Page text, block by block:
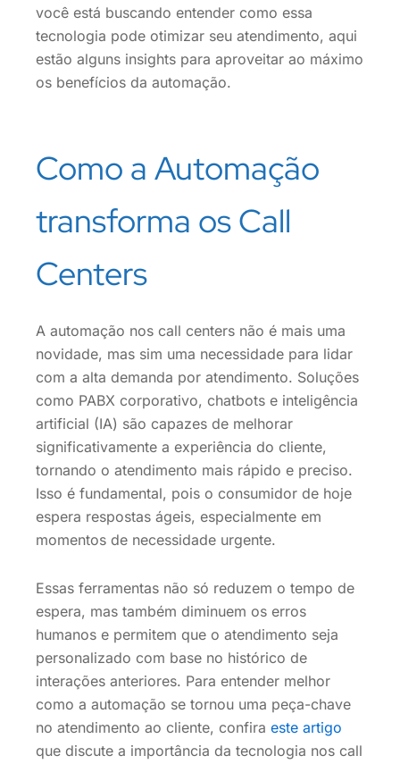
você está buscando entender como essa
tecnologia pode otimizar seu atendimento, aqui
estão alguns insights para aproveitar ao máximo
os benefícios da automação.
Como a Automação
transforma os Call
Centers
A automação nos call centers não é mais uma
novidade, mas sim uma necessidade para lidar
com a alta demanda por atendimento. Soluções
como PABX corporativo, chatbots e inteligência
artificial (IA) são capazes de melhorar
significativamente a experiência do cliente,
tornando o atendimento mais rápido e preciso.
Isso é fundamental, pois o consumidor de hoje
espera respostas ágeis, especialmente em
momentos de necessidade urgente.
Essas ferramentas não só reduzem o tempo de
espera, mas também diminuem os erros
humanos e permitem que o atendimento seja
personalizado com base no histórico de
interações anteriores. Para entender melhor
como a automação se tornou uma peça-chave
no atendimento ao cliente, confira este artigo
que discute a importância da tecnologia nos call